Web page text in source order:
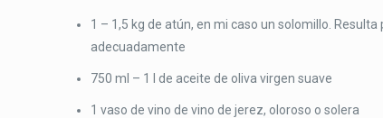
1 – 1,5 kg de atún, en mi caso un solomillo.
adecuadamente
750 ml – 1 l de aceite de oliva virgen suave
1 vaso de vino de vino de jerez, oloroso o solera